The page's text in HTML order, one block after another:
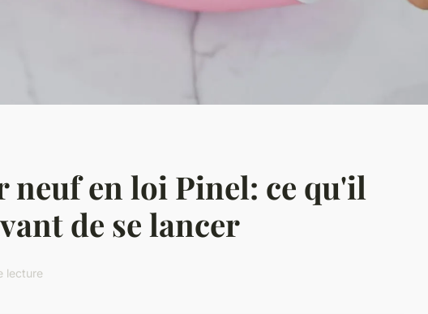
en loi Pinel: ce qu'il
de se lancer
lecture